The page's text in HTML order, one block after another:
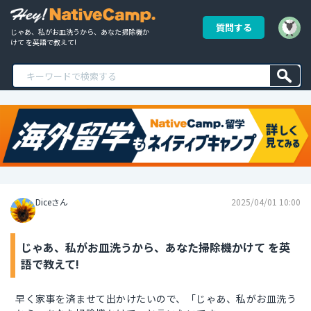
じゃあ、私がお皿洗うから、あなた掃除機か
けて を英語で教えて!
質問する
Diceさん 2025/04/01 10:00
じゃあ、私がお皿洗うから、あなた掃除機かけて を英
語で教えて!
早く家事を済ませて出かけたいので、「じゃあ、私がお皿洗う